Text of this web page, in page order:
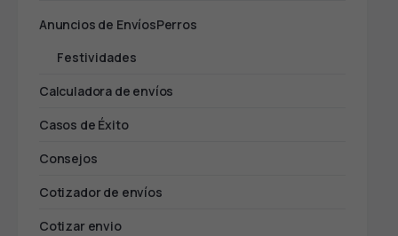
Anuncios de EnvíosPerros
Festividades
Calculadora de envíos
Casos de Éxito
Consejos
Cotizador de envíos
Cotizar envio